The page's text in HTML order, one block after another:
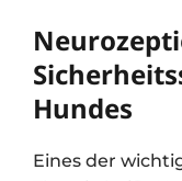
Hundes
Eines der